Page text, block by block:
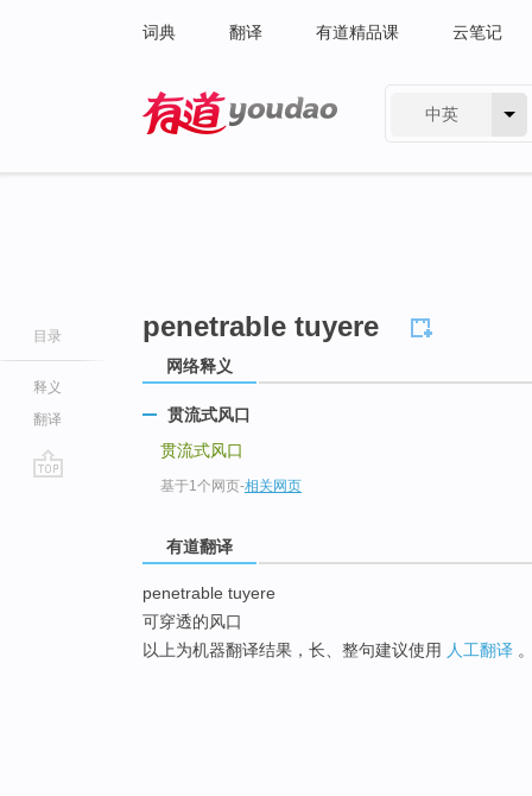
词典 翻译 有道精品课 云笔记
中英
目录
释义
翻译
penetrable tuyere
网络释义
贯流式风口
贯流式风口
基于1个网页-相关网页
有道翻译
penetrable tuyere
可穿透的风口
以上为机器翻译结果，长、整句建议使用 人工翻译